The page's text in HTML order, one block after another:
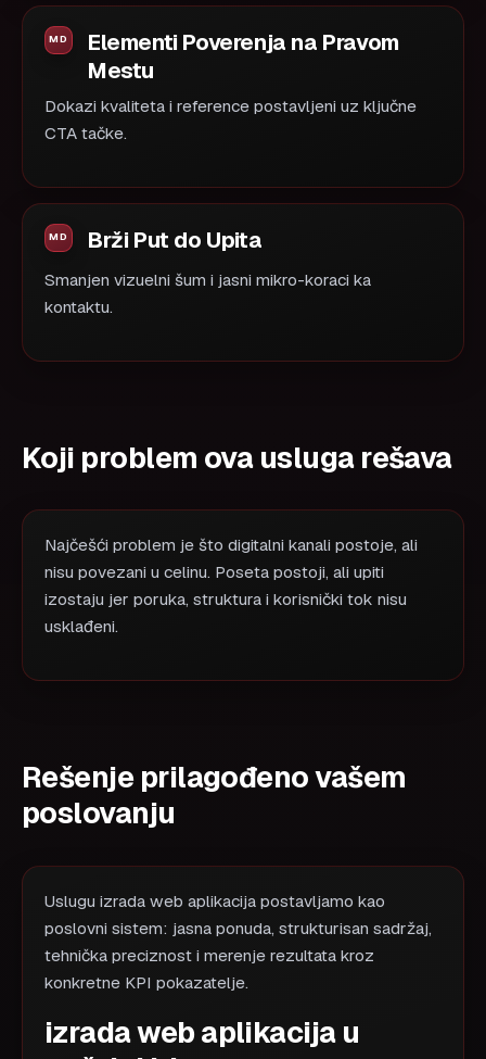
Elementi Poverenja na Pravom
Mestu
Dokazi kvaliteta i reference postavljeni uz ključne
CTA tačke.
Brži Put do Upita
Smanjen vizuelni šum i jasni mikro-koraci ka
kontaktu.
Koji problem ova usluga rešava
Najčešći problem je što digitalni kanali postoje, ali
nisu povezani u celinu. Poseta postoji, ali upiti
izostaju jer poruka, struktura i korisnički tok nisu
usklađeni.
Rešenje prilagođeno vašem
poslovanju
Uslugu izrada web aplikacija postavljamo kao
poslovni sistem: jasna ponuda, strukturisan sadržaj,
tehnička preciznost i merenje rezultata kroz
konkretne KPI pokazatelje.
izrada web aplikacija u